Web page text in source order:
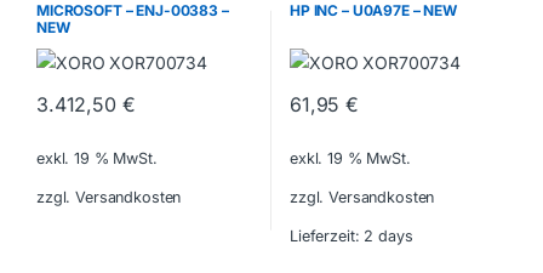
MICROSOFT – ENJ-00383 –
NEW
3.412,50 €
exkl. 19 % MwSt.
zzgl. Versandkosten
HP INC – U0A97E – NEW
61,95€
exkl. 19 % MwSt.
zzgl. Versandkosten
Lieferzeit: 2 days